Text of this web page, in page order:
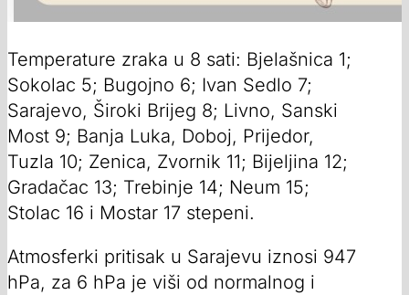
Temperature zraka u 8 sati: Bjelašnica 1;
Sokolac 5; Bugojno 6; Ivan Sedlo 7;
Sarajevo, Široki Brijeg 8; Livno, Sanski
Most 9; Banja Luka, Doboj, Prijedor,
Tuzla 10; Zenica, Zvornik 11; Bijeljina 12;
Gradačac 13; Trebinje 14; Neum 15;
Stolac 16 i Mostar 17 stepeni.
Atmosferki pritisak u Sarajevu iznosi 947
hPa, za 6 hPa je viši od normalnog i